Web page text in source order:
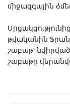
միջազգային
թվականին
շաբաթ՝
շաբաթը